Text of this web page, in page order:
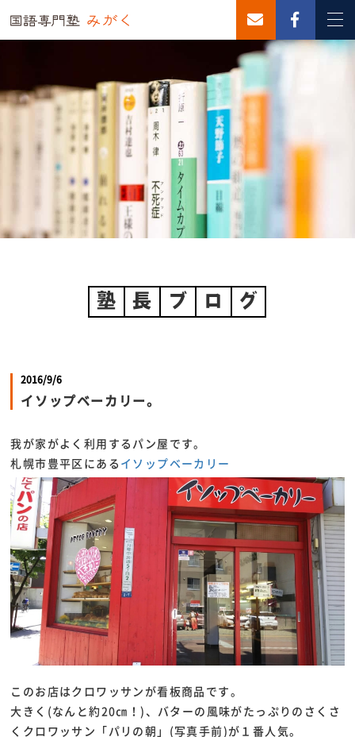
塾 長 ブ ロ グ
2016/9/6
イソップベーカリー。
我が家がよく利用するパン屋です。
札幌市豊平区にある イソップベーカリー
このお店はクロワッサンが看板商品です。
大きく(なんと約20㎝！)、バターの風味がたっぷりのさくさ
くクロワッサン「パリの朝」(写真手前)が１番人気。